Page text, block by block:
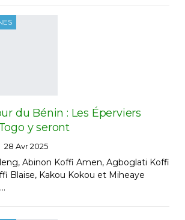
du Bénin : Les Éperviers
y seront
28 Avr 2025
Abinon Koffi Amen, Agboglati Koffi
Blaise, Kakou Kokou et Miheaye